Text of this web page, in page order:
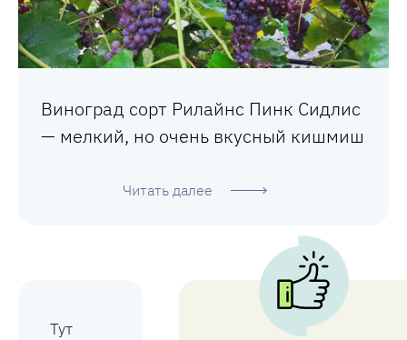
Виноград сорт Рилайнс Пинк Сидлис
— мелкий, но очень вкусный кишмиш
Читать далее
Тут